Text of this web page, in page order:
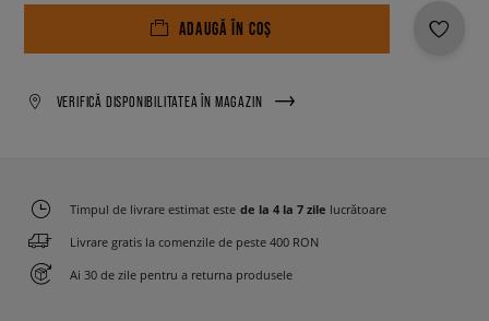
ADAUGĂ ÎN COȘ
VERIFICĂ DISPONIBILITATEA ÎN MAGAZIN
Timpul de livrare estimat este de la 4 la 7 zile lucrătoare
Livrare gratis la comenzile de peste 400 RON
Ai 30 de zile pentru a returna produsele